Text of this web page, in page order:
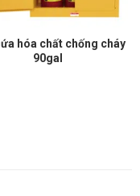
hóa chất chống cháy
90gal